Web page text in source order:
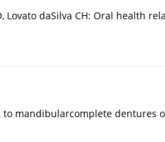
Lovato daSilva CH: Oral
mandibularcomplete dentures